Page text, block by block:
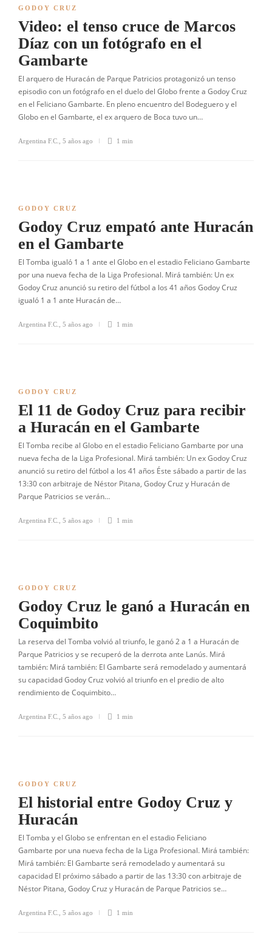
GODOY CRUZ
Video: el tenso cruce de Marcos
Díaz con un fotógrafo en el
Gambarte
El arquero de Huracán de Parque Patricios protagonizó un tenso
episodio con un fotógrafo en el duelo del Globo frente a Godoy Cruz
en el Feliciano Gambarte. En pleno encuentro del Bodeguero y el
Globo en el Gambarte, el ex arquero de Boca tuvo un…
Argentina F.C. 5 años ago 1 min
GODOY CRUZ
Godoy Cruz empató ante Huracán
en el Gambarte
El Tomba igualó 1 a 1 ante el Globo en el estadio Feliciano Gambarte
por una nueva fecha de la Liga Profesional. Mirá también: Un ex
Godoy Cruz anunció su retiro del fútbol a los 41 años Godoy Cruz
igualó 1 a 1 ante Huracán de…
Argentina F.C. 5 años ago 1 min
GODOY CRUZ
El 11 de Godoy Cruz para recibir
a Huracán en el Gambarte
El Tomba recibe al Globo en el estadio Feliciano Gambarte por una
nueva fecha de la Liga Profesional. Mirá también: Un ex Godoy Cruz
anunció su retiro del fútbol a los 41 años Éste sábado a partir de las
13:30 con arbitraje de Néstor Pitana, Godoy Cruz y Huracán de
Parque Patricios se verán…
Argentina F.C. 5 años ago 1 min
GODOY CRUZ
Godoy Cruz le ganó a Huracán en
Coquimbito
La reserva del Tomba volvió al triunfo, le ganó 2 a 1 a Huracán de
Parque Patricios y se recuperó de la derrota ante Lanús. Mirá
también: Mirá también: El Gambarte será remodelado y aumentará
su capacidad Godoy Cruz volvió al triunfo en el predio de alto
rendimiento de Coquimbito…
Argentina F.C. 5 años ago 1 min
GODOY CRUZ
El historial entre Godoy Cruz y
Huracán
El Tomba y el Globo se enfrentan en el estadio Feliciano
Gambarte por una nueva fecha de la Liga Profesional. Mirá también:
Mirá también: El Gambarte será remodelado y aumentará su
capacidad El próximo sábado a partir de las 13:30 con arbitraje de
Néstor Pitana, Godoy Cruz y Huracán de Parque Patricios se…
Argentina F.C. 5 años ago 1 min